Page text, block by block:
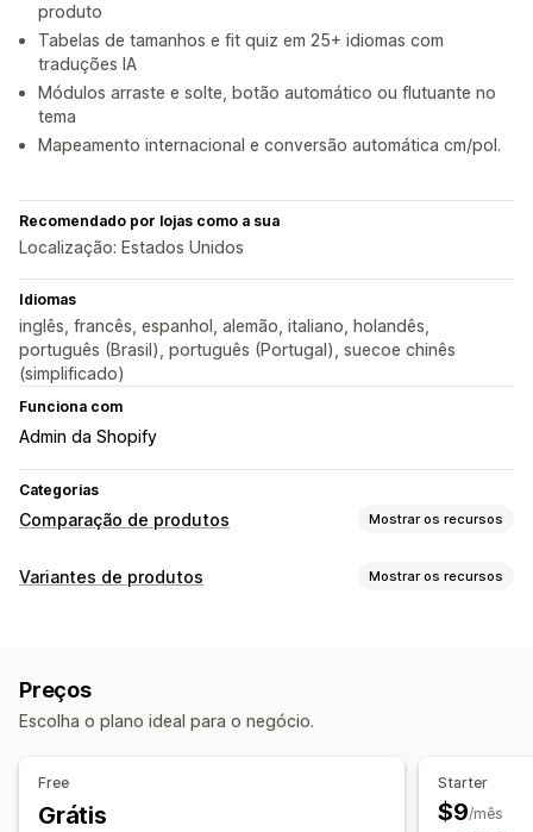
produto
Tabelas de tamanhos e fit quiz em 25+ idiomas com
traduções IA
Módulos arraste e solte, botão automático ou flutuante no
tema
Mapeamento internacional e conversão automática cm/pol.
Recomendado por lojas como a sua
Localização: Estados Unidos
Idiomas
inglês, francês, espanhol, alemão, italiano, holandês,
português (Brasil), português (Portugal), suecoe chinês
(simplificado)
Funciona com
Admin da Shopify
Categorias
Comparação de produtos Mostrar os recursos
Ferramentas de comparação
Recomendações de IA
Destacar diferenças Exibir e ocultar
Opções de exibição
Variantes de produtos Mostrar os recursos
Menus suspensos
Texto personalizado
CSS personalizado
Pré-visualização
Importação e exportação
Exibição de variantes
Preços
Escolha o plano ideal para o negócio.
Free
Grátis
Starter
$9/mês